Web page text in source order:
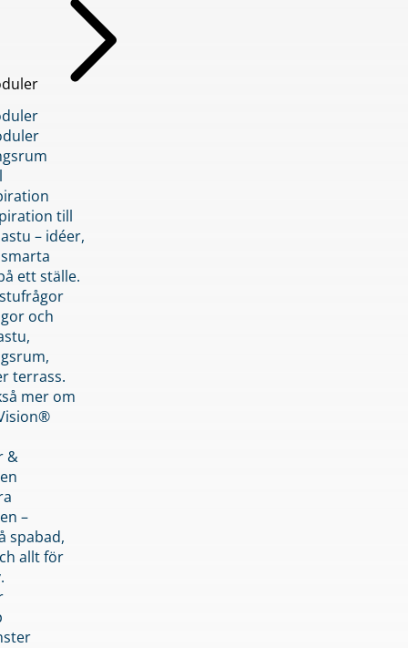
till
– idéer,
ett ställe.
och
terrass.
mer om
&
–
spabad,
allt för